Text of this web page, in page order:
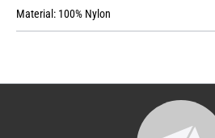
Material: 100% Nylon